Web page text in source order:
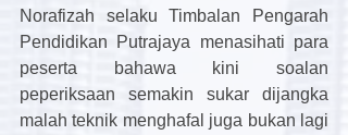
Norafizah selaku Timbalan Pengarah
Pendidikan Putrajaya menasihati para
peserta bahawa kini soalan
peperiksaan semakin sukar dijangka
malah teknik menghafal juga bukan lagi